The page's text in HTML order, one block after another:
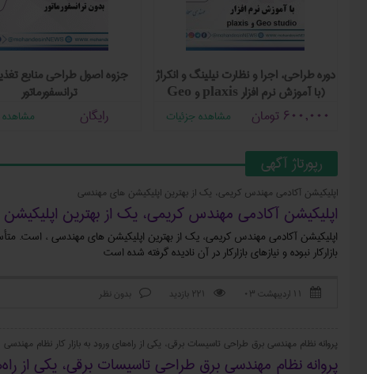
دوره طراحی، اجرا و نظارت نیلینگ و انکراژ
(با آموزش نرم افزار plaxis و Geo
600,000 مشاهده جزئیات
بکار گیری مسوول ایمنی
در کارگاه ها
مشاهده جزئیات
رپورتاژ آگهی
اپلیکیشن آکادمی مهندس کریمی، یک از بهترین اپلیکیشن های مهندسی
اپلیکیشن آکادمی مهندس کریمی، یک از بهترین
اپلیکیشن آکادمی مهندس کریمی، یک از بهترین اپلیکیشن های مهندسی ، است.
بازارکار نبوده و نیازهای بازار‌کار در آن نادیده گرفته شده است
 ۱۱ اردیبهشت ۰۳  221 بازدید  بدون نظر
پروانه نظام مهندسی برق طراحی تاسیسات برقی‌، یکی از راه‌های ورود به بازار کار نظام مهندسی
پروانه نظام مهندسی برق طراحی تاسیسات برقی‌، یکی از